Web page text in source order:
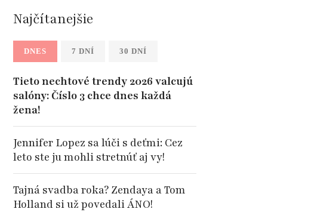
Najčítanejšie
DNES 7 DNÍ 30 DNÍ
Tieto nechtové trendy 2026 valcujú
salóny: Číslo 3 chce dnes každá
žena!
Jennifer Lopez sa lúči s deťmi: Cez
leto ste ju mohli stretnúť aj vy!
Tajná svadba roka? Zendaya a Tom
Holland si už povedali ÁNO!